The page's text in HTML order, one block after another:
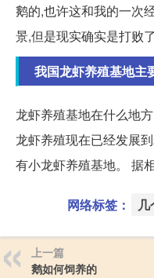
鹅的,也许这和我的一次
景,但是现实确实是打败
我国龙虾养殖基地主
龙虾养殖基地在什么地
龙虾养殖现在已经发展
有小龙虾养殖基地。 据
网络标签： 几
上一篇
鹅如何饲养的